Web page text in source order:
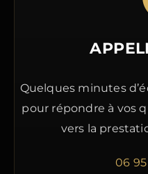
Quelques minutes
pour répondre à vos
vers la
06